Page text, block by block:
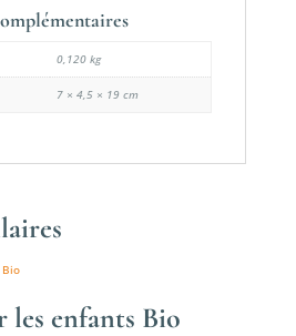
0,120 kg
7 × 4,5 × 19 cm
les enfants Bio